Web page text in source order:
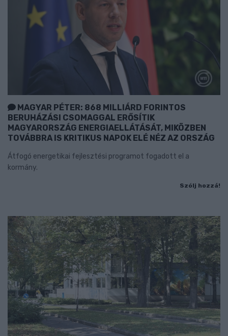
MAGYAR PÉTER: 868 MILLIÁRD FORINTOS
BERUHÁZÁSI CSOMAGGAL ERŐSÍTIK
MAGYARORSZÁG ENERGIAELLÁTÁSÁT, MIKÖZBEN
TOVÁBBRA IS KRITIKUS NAPOK ELÉ NÉZ AZ ORSZÁG
Átfogó energetikai fejlesztési programot fogadott el a
kormány.
Szólj hozzá!